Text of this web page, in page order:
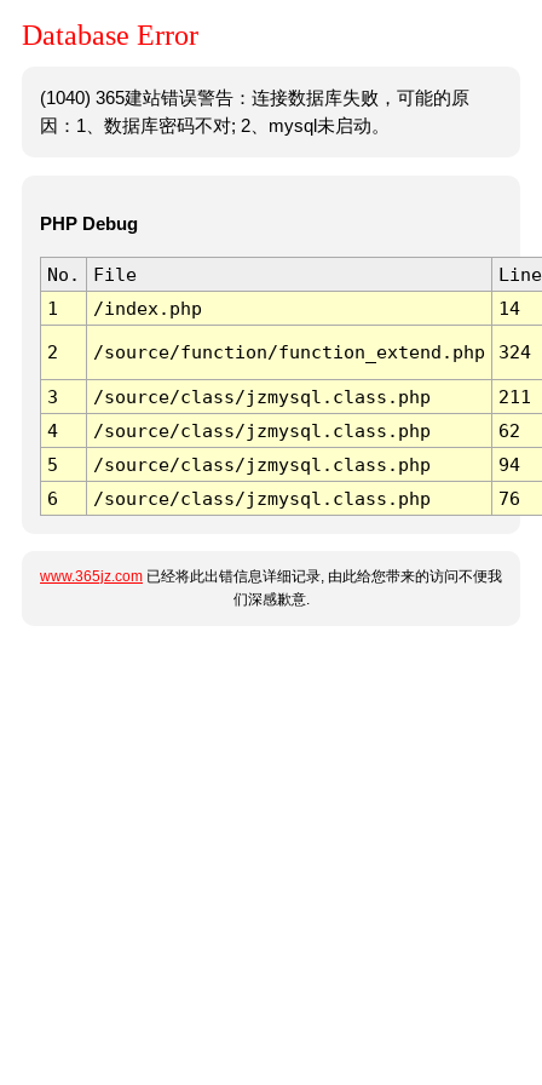
Database Error
(1040) 365建站错误警告：连接数据库失败，可能的原
因：1、数据库密码不对; 2、mysql未启动。
PHP Debug
No. File
Line
1
/index.php 14
2 /source/function/function_extend.php 324
3 /source/class/jzmysql.class.php
211
4
/source/class/jzmysql.class.php
62
5
/source/class/jzmysql.class.php
94
6
/source/class/jzmysql.class.php 76
www.365jz.com 已经将此出错信息详细记录, 由此给您带来的访问不便我
们深感歉意.